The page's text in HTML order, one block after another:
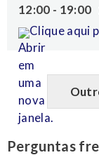
12:00 - 19:00
Clique aqui
Perguntas